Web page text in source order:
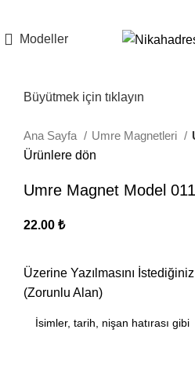
Modeller
Büyütmek için tıklayın
Ana Sayfa Umre Magnetleri
Ürünlere dön
Umre Magnet Model 011
22.00 ₺
Üzerine Yazılmasını
(Zorunlu Alan)